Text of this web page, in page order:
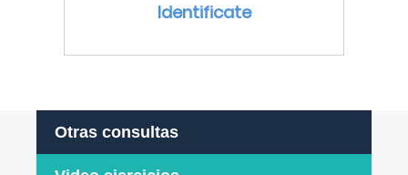
Identificate
Otras consultas